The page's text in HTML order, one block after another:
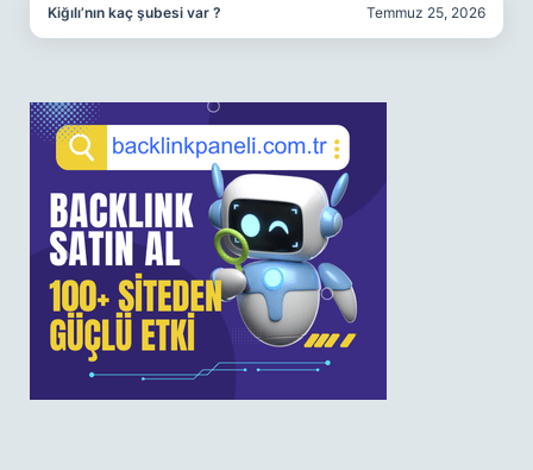
Kiğılı’nın kaç şubesi var ? Temmuz 25, 2026